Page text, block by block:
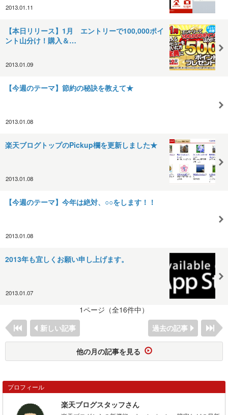
2013.01.11
【本日リリース】1月 エントリーで100,000ポイ
ント山分け！購入＆…
2013.01.09
【今週のテーマ】節約の秘訣を教えて★
2013.01.08
楽天ブログトップのPickup欄を更新しました★
2013.01.08
【今週のテーマ】今年は絶対、○○をします！！
2013.01.08
2013年も宜しくお願い申し上げます。
2013.01.07
1ページ（全16件中）
新しい記事
過去の記事
他の月の記事を見る
プロフィール
楽天ブログスタッフさん